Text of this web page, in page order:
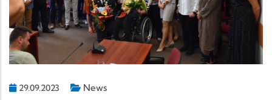
29.09.2023 News